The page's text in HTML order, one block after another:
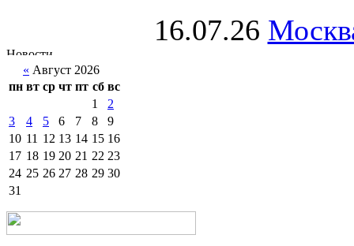
16.07.26
« Август 2026
пн вт ср чт пт сб вс
1
2
3
4 5 6 7 8
9
10 11 12 13 14 15 16
17 18 19 20 21 22 23
24 25 26 27 28 29 30
31